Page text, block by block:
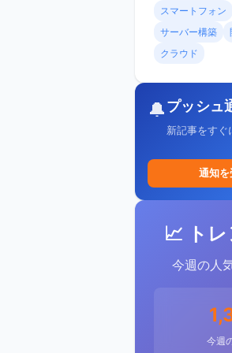
スマートフォン
サーバー構築
クラウド
🔔プッシュ
新記事をすぐ
通知を
📈 ト
今週の人
今週